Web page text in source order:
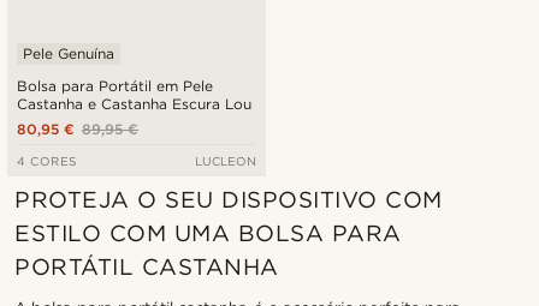
Bolsa para Portátil em Pele
Castanha e Castanha Escura Lou
Pele Genuína
89,95 €
80,95 €
4 CORES LUCLEON
PROTEJA O SEU DISPOSITIVO COM
ESTILO COM UMA BOLSA PARA
PORTÁTIL CASTANHA